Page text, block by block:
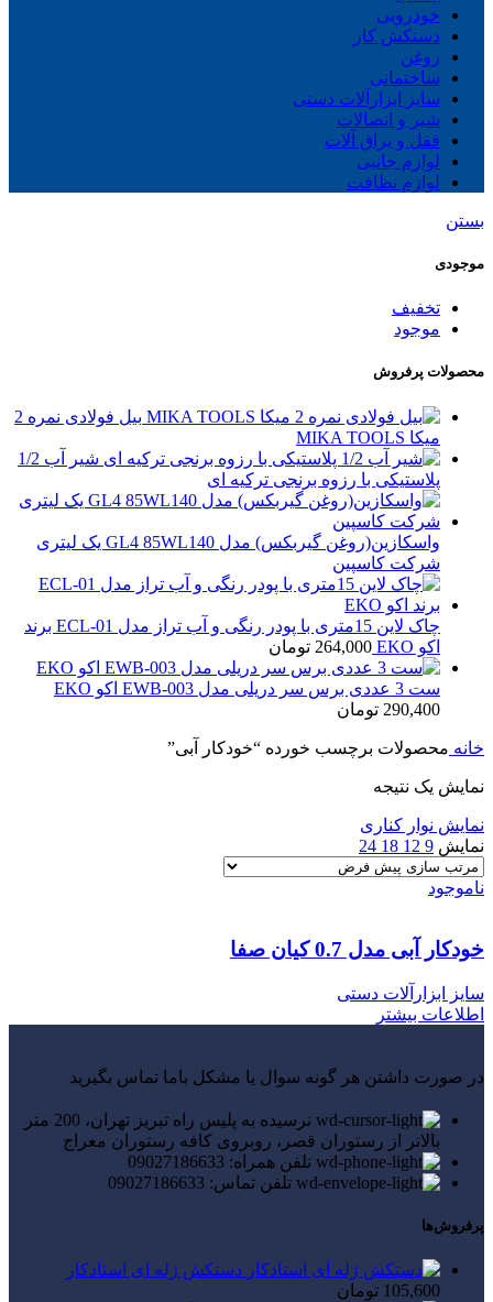
خودرویی
دستکش کار
روغن
ساختمانی
سایز ابزارآلات دستی
شیر و اتصالات
قفل و یراق آلات
لوازم جانبی
لوازم نظافت
بستن
موجودی
تخفیف
موجود
محصولات پرفروش
بیل فولادی نمره 2
میکا MIKA TOOLS
شیر آب 1/2
پلاستیکی با رزوه برنجی ترکیه ای
واسکازین(روغن گیربکس) مدل GL4 85WL140 یک لیتری
شرکت کاسپین
چاک لاین 15متری با پودر رنگی و آب تراز مدل ECL-01 برند
اکو EKO
264,000 تومان
ست 3 عددی برس سر دریلی مدل EWB-003 اکو EKO
290,400 تومان
خانه محصولات برچسب خورده “خودکار آبی”
نمایش یک نتیجه
نمایش نوار کناری
نمایش 9
12
18
24
ناموجود
خودکار آبی مدل 0.7 کیان صفا
سایز ابزارآلات دستی
اطلاعات بیشتر
در صورت داشتن هر گونه سوال یا مشکل باما تماس بگیرید
نرسیده به پلیس راه تبریز تهران، 200 متر
بالاتر از رستوران قصر، روبروی کافه رستوران معراج
تلفن همراه: 09027186633
تلفن تماس: 09027186633
پرفروش‌ها
دستکش ژله ای استادکار
105,600 تومان